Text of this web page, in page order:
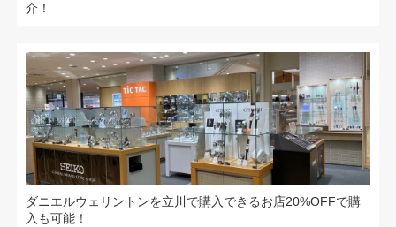
介！
ダニエルウェリントンを立川で購入できるお店20%OFFで購
入も可能！